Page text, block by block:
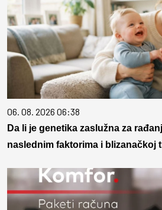
06. 08. 2026 06:38
Da li je genetika zaslužna za
naslednim faktorima i blizanačkoj